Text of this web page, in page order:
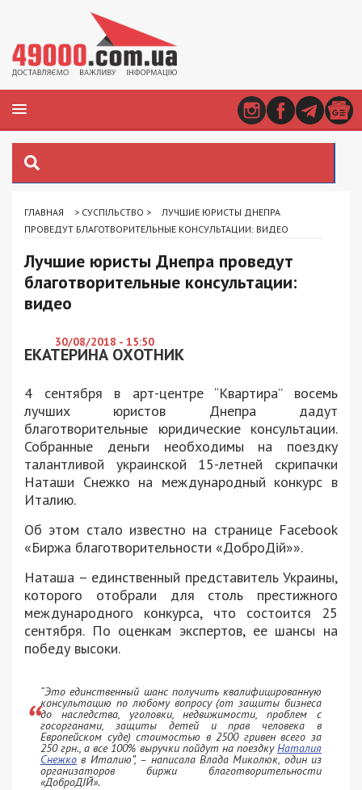
ГЛАВНАЯ > СУСПІЛЬСТВО >
ЛУЧШИЕ ЮРИСТЫ ДНЕПРА
ПРОВЕДУТ БЛАГОТВОРИТЕЛЬНЫЕ КОНСУЛЬТАЦИИ: ВИДЕО
Лучшие юристы Днепра проведут
благотворительные консультации:
видео
30/08/2018 - 15:50
ЕКАТЕРИНА ОХОТНИК
4 сентября в арт-центре “Квартира” восемь
лучших юристов Днепра дадут
благотворительные юридические консультации.
Собранные деньги необходимы на поездку
талантливой украинской 15-летней скрипачки
Наташи Снежко на международный конкурс в
Италию.
Об этом стало известно на странице Facebook
«Биржа благотворительности «ДоброДій»».
Наташа – единственный представитель Украины,
которого отобрали для столь престижного
международного конкурса, что состоится 25
сентября. По оценкам экспертов, ее шансы на
победу высоки.
“Это единственный шанс получить квалифицированную
консультацию по любому вопросу (от защиты бизнеса
до наследства, уголовки, недвижимости, проблем с
госорганами, защиты детей и прав человека в
Европейском суде) стоимостью в 2500 гривен всего за
250 грн., а все 100% выручки пойдут на поездкуНаталия
Снежко в Италию”, – написала Влада Миколюк, один из
организаторов биржи благотворительности
«ДоброДІЙ».